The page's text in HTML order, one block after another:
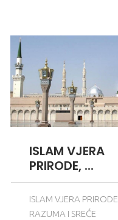
ISLAM VJERA
PRIRODE, ...
ISLAM VJERA PRIRODE,
RAZUMA I SREĆE